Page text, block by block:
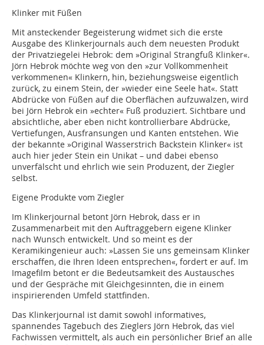
Klinker mit Füßen
Mit ansteckender Begeisterung widmet sich die erste
Ausgabe des Klinkerjournals auch dem neuesten Produkt
der Privatziegelei Hebrok: dem »Original Strangfuß Klinker«.
Jörn Hebrok möchte weg von den »zur Vollkommenheit
verkommenen« Klinkern, hin, beziehungsweise eigentlich
zurück, zu einem Stein, der »wieder eine Seele hat«. Statt
Abdrücke von Füßen auf die Oberflächen aufzuwalzen, wird
bei Jörn Hebrok ein »echter« Fuß produziert. Sichtbare und
absichtliche, aber eben nicht kontrollierbare Abdrücke,
Vertiefungen, Ausfransungen und Kanten entstehen. Wie
der bekannte »Original Wasserstrich Backstein Klinker« ist
auch hier jeder Stein ein Unikat – und dabei ebenso
unverfälscht und ehrlich wie sein Produzent, der Ziegler
selbst.
Eigene Produkte vom Ziegler
Im Klinkerjournal betont Jörn Hebrok, dass er in
Zusammenarbeit mit den Auftraggebern eigene Klinker
nach Wunsch entwickelt. Und so meint es der
Keramikingenieur auch: »Lassen Sie uns gemeinsam Klinker
erschaffen, die Ihren Ideen entsprechen«, fordert er auf. Im
Imagefilm betont er die Bedeutsamkeit des Austausches
und der Gespräche mit Gleichgesinnten, die in einem
inspirierenden Umfeld stattfinden.
Das Klinkerjournal ist damit sowohl informatives,
spannendes Tagebuch des Zieglers Jörn Hebrok, das viel
Fachwissen vermittelt, als auch ein persönlicher Brief an alle